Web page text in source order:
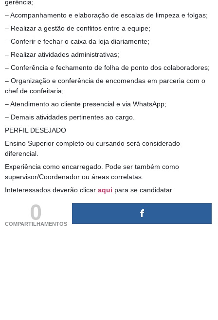
gerência;
– Acompanhamento e elaboração de escalas de limpeza e folgas;
– Realizar a gestão de conflitos entre a equipe;
– Conferir e fechar o caixa da loja diariamente;
– Realizar atividades administrativas;
– Conferência e fechamento de folha de ponto dos colaboradores;
– Organização e conferência de encomendas em parceria com o
chef de confeitaria;
– Atendimento ao cliente presencial e via WhatsApp;
– Demais atividades pertinentes ao cargo.
PERFIL DESEJADO
Ensino Superior completo ou cursando será considerado
diferencial.
Experiência como encarregado. Pode ser também como
supervisor/Coordenador ou áreas correlatas.
Inteteressados deverão clicar aqui para se candidatar
0
COMPARTILHAMENTOS